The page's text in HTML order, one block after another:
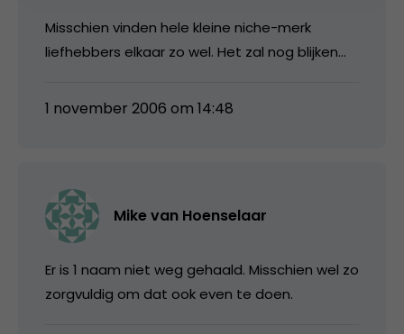
Misschien vinden hele kleine niche-merk
liefhebbers elkaar zo wel. Het zal nog blijken…
1 november 2006 om 14:48
Mike van Hoenselaar
Er is 1 naam niet weg gehaald. Misschien wel zo
zorgvuldig om dat ook even te doen.